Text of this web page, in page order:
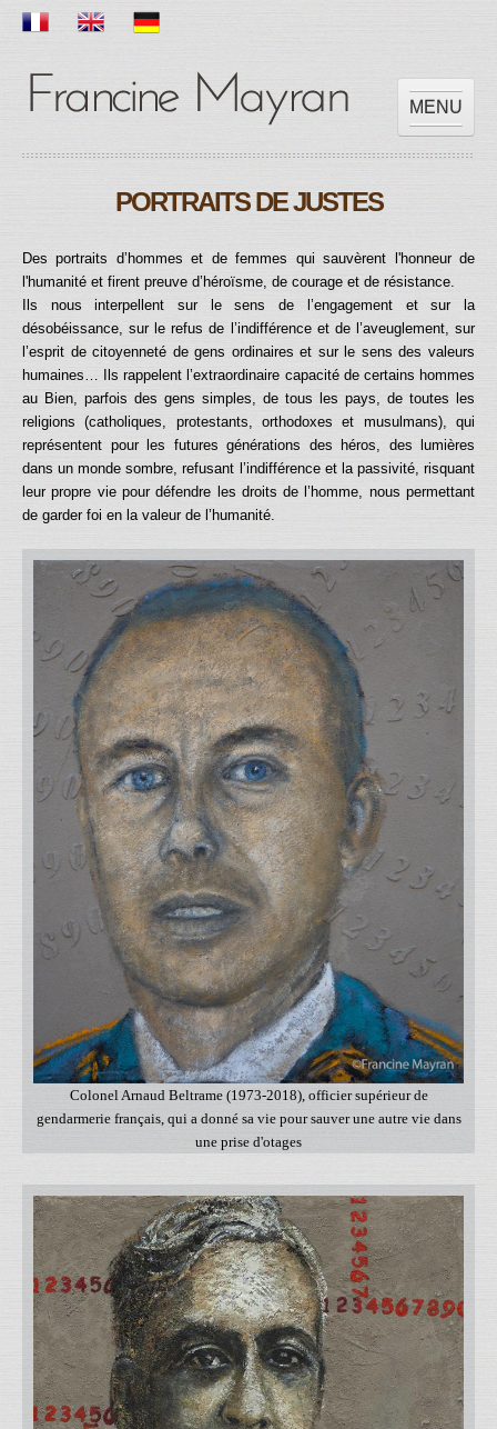
MENU
OEUVRES
SCOLAIRE
PRESSES
VIDEOS
CONTACT
PORTRAITS DE JUSTES
Des portraits d’hommes et de femmes qui sauvèrent l'honneur de
l'humanité et firent preuve d’héroïsme, de courage et de résistance.
Ils nous interpellent sur le sens de l’engagement et sur la
désobéissance, sur le refus de l’indifférence et de l’aveuglement, sur
l’esprit de citoyenneté de gens ordinaires et sur le sens des valeurs
humaines… Ils rappelent l’extraordinaire capacité de certains hommes
au Bien, parfois des gens simples, de tous les pays, de toutes les
religions (catholiques, protestants, orthodoxes et musulmans), qui
représentent pour les futures générations des héros, des lumières
dans un monde sombre, refusant l’indifférence et la passivité, risquant
leur propre vie pour défendre les droits de l’homme, nous permettant
de garder foi en la valeur de l’humanité.
Colonel Arnaud Beltrame (1973-2018), officier supérieur de
gendarmerie français, qui a donné sa vie pour sauver une autre vie dans
une prise d'otages